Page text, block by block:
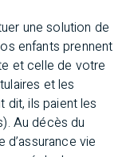
une solution de
enfants prennent
et celle de votre
et les
dit, ils paient les
Au décès du
vie